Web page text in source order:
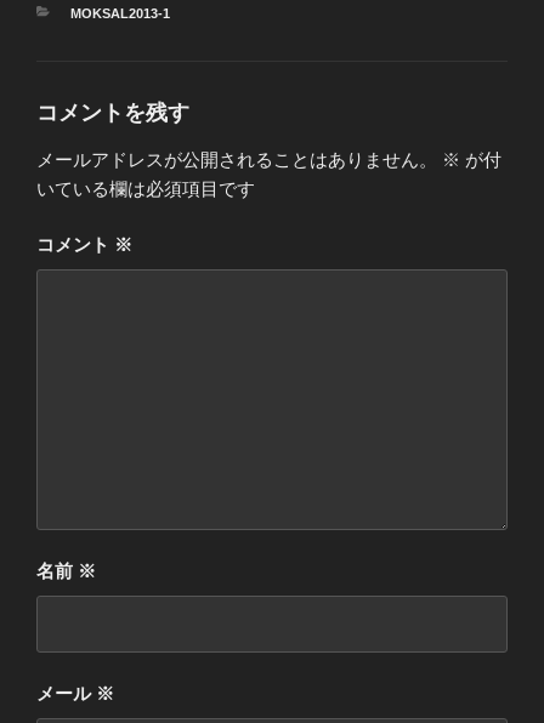
カ
MOKSAL2013-1
コメントを残す
メールアドレスが公開されることはありません。 ※ が付
いている欄は必須項目です
コメント ※
名前 ※
メール ※